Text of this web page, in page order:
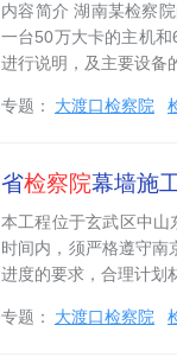
内容简介 湖南某检察
一台50万大卡的主机
进行说明，及主要设备
专题： 大渡口检察院
省检察院幕墙施
本工程位于玄武区中山
时间内，须严格遵守南
进度的要求，合理计划
专题： 大渡口检察院